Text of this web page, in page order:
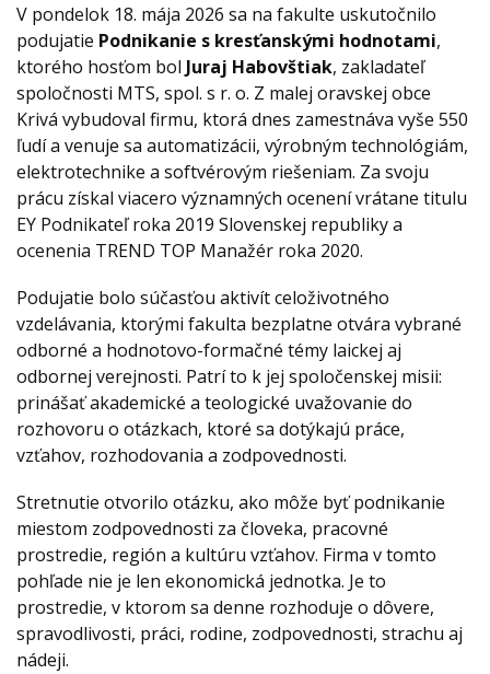
V pondelok 18. mája 2026 sa na fakulte uskutočnilo
podujatie Podnikanie s kresťanskými hodnotami,
ktorého hosťom bol Juraj Habovštiak, zakladateľ
spoločnosti MTS, spol. s r. o. Z malej oravskej obce
Krivá vybudoval firmu, ktorá dnes zamestnáva vyše 550
ľudí a venuje sa automatizácii, výrobným technológiám,
elektrotechnike a softvérovým riešeniam. Za svoju
prácu získal viacero významných ocenení vrátane titulu
EY Podnikateľ roka 2019 Slovenskej republiky a
ocenenia TREND TOP Manažér roka 2020.
Podujatie bolo súčasťou aktivít celoživotného
vzdelávania, ktorými fakulta bezplatne otvára vybrané
odborné a hodnotovo-formačné témy laickej aj
odbornej verejnosti. Patrí to k jej spoločenskej misii:
prinášať akademické a teologické uvažovanie do
rozhovoru o otázkach, ktoré sa dotýkajú práce,
vzťahov, rozhodovania a zodpovednosti.
Stretnutie otvorilo otázku, ako môže byť podnikanie
miestom zodpovednosti za človeka, pracovné
prostredie, región a kultúru vzťahov. Firma v tomto
pohľade nie je len ekonomická jednotka. Je to
prostredie, v ktorom sa denne rozhoduje o dôvere,
spravodlivosti, práci, rodine, zodpovednosti, strachu aj
nádeji.